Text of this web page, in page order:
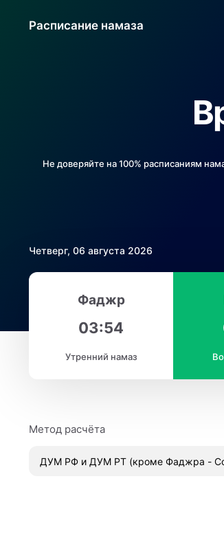
Расписание намаза
Не доверяйте на 100% расписаниям
Четверг, 06 августа 2026
Фаджр
03:54
Утренний намаз
Метод расчёта